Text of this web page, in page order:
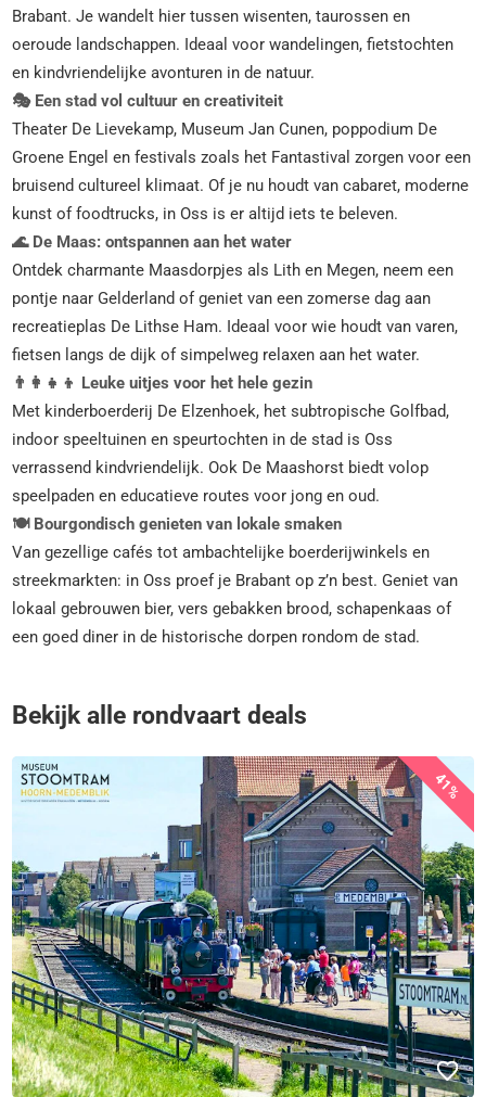
Brabant. Je wandelt hier tussen wisenten, taurossen en
oeroude landschappen. Ideaal voor wandelingen, fietstochten
en kindvriendelijke avonturen in de natuur.
🎭 Een stad vol cultuur en creativiteit
Theater De Lievekamp, Museum Jan Cunen, poppodium De
Groene Engel en festivals zoals het Fantastival zorgen voor een
bruisend cultureel klimaat. Of je nu houdt van cabaret, moderne
kunst of foodtrucks, in Oss is er altijd iets te beleven.
🌊 De Maas: ontspannen aan het water
Ontdek charmante Maasdorpjes als Lith en Megen, neem een
pontje naar Gelderland of geniet van een zomerse dag aan
recreatieplas De Lithse Ham. Ideaal voor wie houdt van varen,
fietsen langs de dijk of simpelweg relaxen aan het water.
👨‍👩‍👧‍👦 Leuke uitjes voor het hele gezin
Met kinderboerderij De Elzenhoek, het subtropische Golfbad,
indoor speeltuinen en speurtochten in de stad is Oss
verrassend kindvriendelijk. Ook De Maashorst biedt volop
speelpaden en educatieve routes voor jong en oud.
🍽️ Bourgondisch genieten van lokale smaken
Van gezellige cafés tot ambachtelijke boerderijwinkels en
streekmarkten: in Oss proef je Brabant op z’n best. Geniet van
lokaal gebrouwen bier, vers gebakken brood, schapenkaas of
een goed diner in de historische dorpen rondom de stad.
Bekijk alle rondvaart deals
41%